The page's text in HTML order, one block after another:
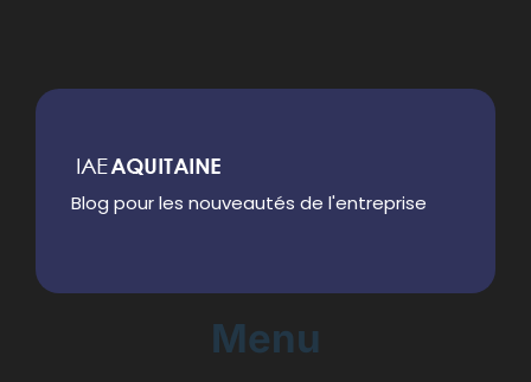
Blog pour les nouveautés de l'entreprise
Menu